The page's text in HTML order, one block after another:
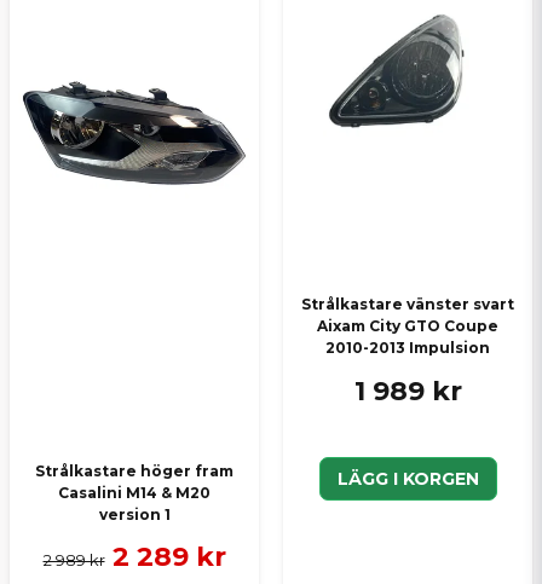
Strålkastare höger fram
Casalini M14 & M20
version 1
2 989 kr 2 289 kr
Strålkastare vänster svart
Aixam City GTO Coupe
2010-2013 Impulsion
1 989 kr
LÄGG I KORGEN